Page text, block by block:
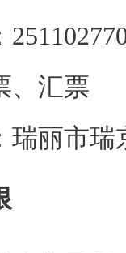
、汇票
瑞丽市瑞